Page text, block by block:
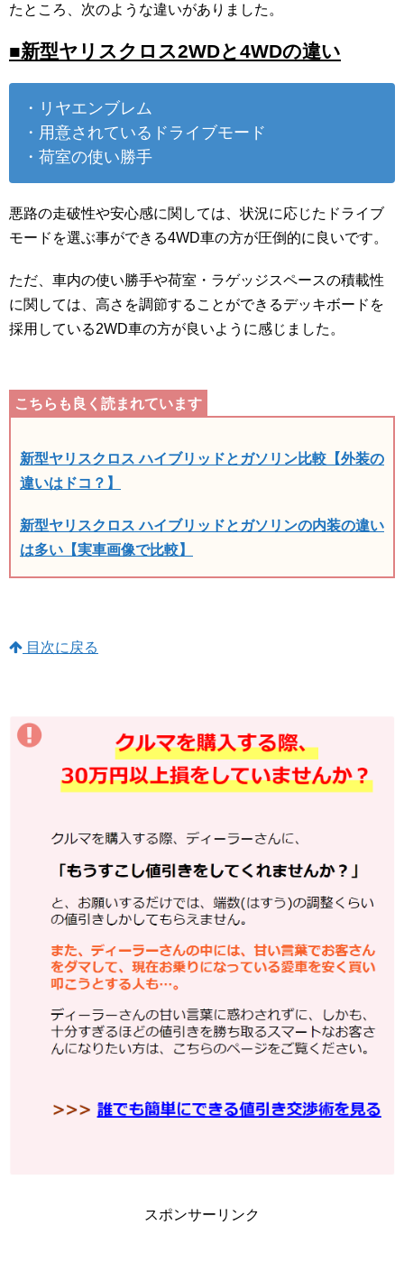
たところ、次のような違いがありました。
■新型ヤリスクロス2WDと4WDの違い
・リヤエンブレム
・用意されているドライブモード
・荷室の使い勝手
悪路の走破性や安心感に関しては、状況に応じたドライブ
モードを選ぶ事ができる4WD車の方が圧倒的に良いです。
ただ、車内の使い勝手や荷室・ラゲッジスペースの積載性
に関しては、高さを調節することができるデッキボードを
採用している2WD車の方が良いように感じました。
新型ヤリスクロス ハイブリッドとガソリン比較【外装の
違いはドコ？】
新型ヤリスクロス ハイブリッドとガソリンの内装の違い
は多い【実車画像で比較】
目次に戻る
スポンサーリンク